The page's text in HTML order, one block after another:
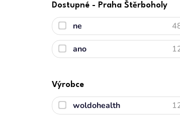
Dostupné - Praha Štěrboholy
ne
ano
Výrobce
woldohealth